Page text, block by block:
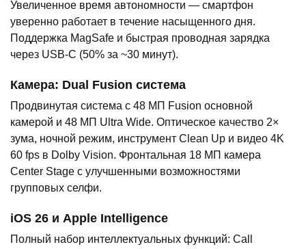
Увеличенное время автономности — смартфон
уверенно работает в течение насыщенного дня.
Поддержка MagSafe и быстрая проводная зарядка
через USB-C (50% за ~30 минут).
Камера: Dual Fusion система
Продвинутая система с 48 МП Fusion основной
камерой и 48 МП Ultra Wide. Оптическое качество 2×
зума, ночной режим, инструмент Clean Up и видео 4K
60 fps в Dolby Vision. Фронтальная 18 МП камера
Center Stage с улучшенными возможностями
групповых селфи.
iOS 26 и Apple Intelligence
Полный набор интеллектуальных функций: Call